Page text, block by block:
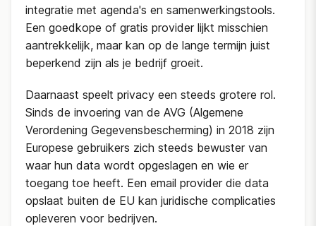
integratie met agenda's en samenwerkingstools.
Een goedkope of gratis provider lijkt misschien
aantrekkelijk, maar kan op de lange termijn juist
beperkend zijn als je bedrijf groeit.
Daarnaast speelt privacy een steeds grotere rol.
Sinds de invoering van de AVG (Algemene
Verordening Gegevensbescherming) in 2018 zijn
Europese gebruikers zich steeds bewuster van
waar hun data wordt opgeslagen en wie er
toegang toe heeft. Een email provider die data
opslaat buiten de EU kan juridische complicaties
opleveren voor bedrijven.